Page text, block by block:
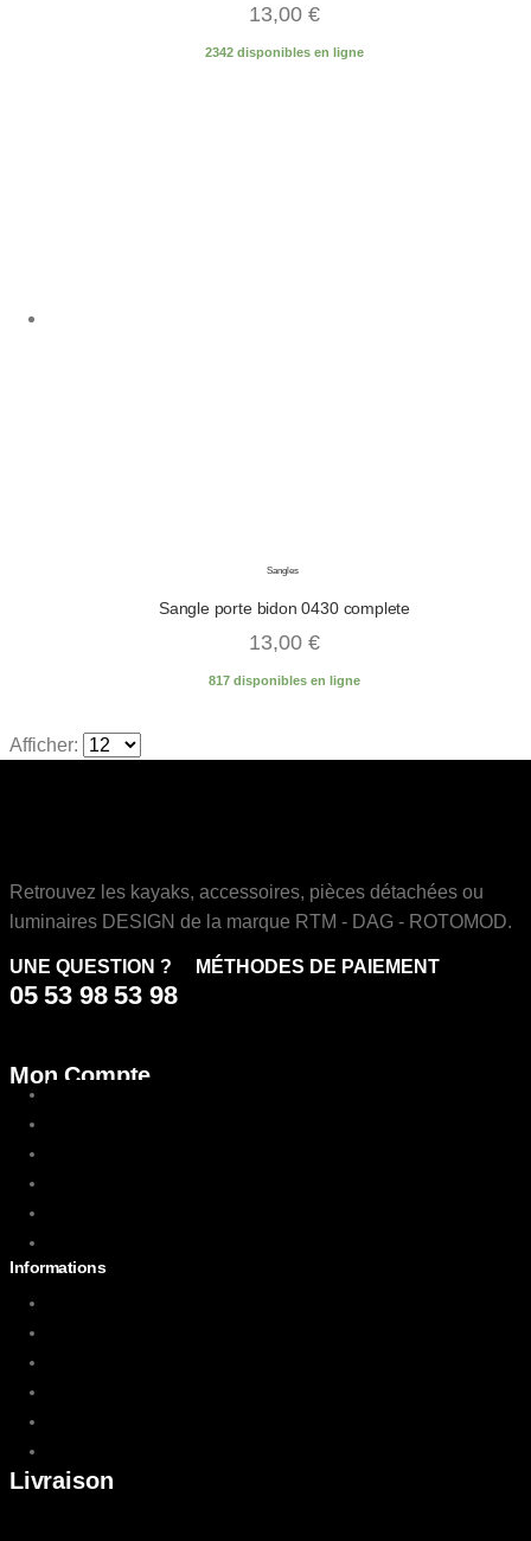
13,00 €
2342 disponibles en ligne
Sangles
Sangle porte bidon 0430 complete
13,00 €
817 disponibles en ligne
Afficher:
Retrouvez les kayaks, accessoires, pièces détachées ou
luminaires DESIGN de la marque RTM - DAG - ROTOMOD.
UNE QUESTION ?
05 53 98 53 98
MÉTHODES DE PAIEMENT
Mon Compte
Informations
Livraison